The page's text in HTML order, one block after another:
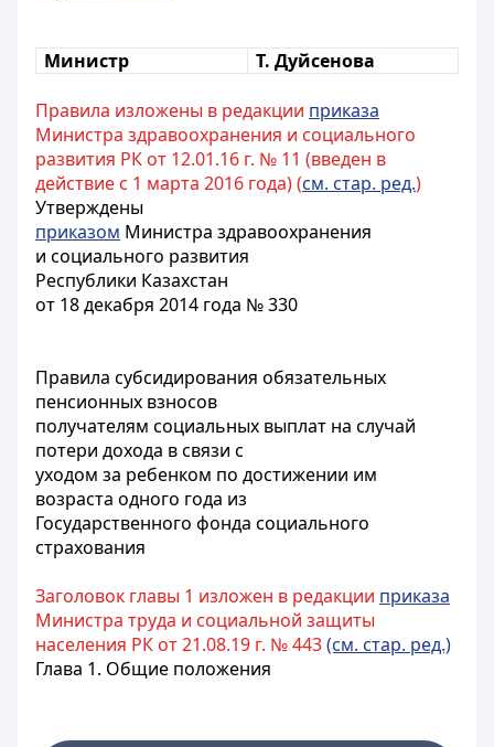
Министр Т. Дуйсенова
Правила изложены в редакции приказа
Министра здравоохранения и социального
развития РК от 12.01.16 г. № 11 (введен в
действие с 1 марта 2016 года) (см. стар. ред.)
Утверждены
приказом Министра здравоохранения
и социального развития
Республики Казахстан
от 18 декабря 2014 года № 330
Правила субсидирования обязательных
пенсионных взносов
получателям социальных выплат на случай
потери дохода в связи с
уходом за ребенком по достижении им
возраста одного года из
Государственного фонда социального
страхования
Заголовок главы 1 изложен в редакции приказа
Министра труда и социальной защиты
населения РК от 21.08.19 г. № 443(см. стар. ред.)
Глава 1. Общие положения